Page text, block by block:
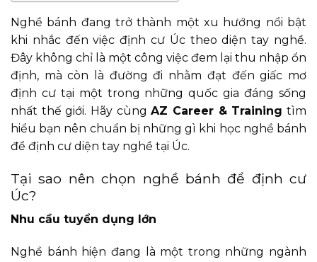
Nghề bánh đang trở thành một xu hướng nổi bật
khi nhắc đến việc định cư Úc theo diện tay nghề.
Đây không chỉ là một công việc đem lại thu nhập ổn
định, mà còn là đường đi nhằm đạt đến giấc mơ
định cư tại một trong những quốc gia đáng sống
nhất thế giới. Hãy cùngAZ Career & Training tìm
hiểu bạn nên chuẩn bị những gì khi học nghề bánh
để định cư diện tay nghề tại Úc.
Tại sao nên chọn nghề bánh để định cư
Úc?
Nhu cầu tuyển dụng lớn
Nghề bánh hiện đang là một trong những ngành